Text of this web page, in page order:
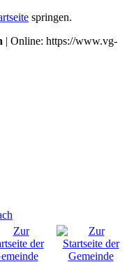
springen.
| Online: https://www.vg-